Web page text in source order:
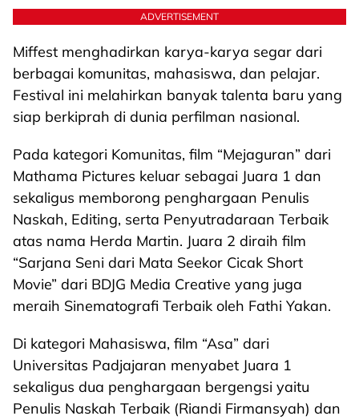
ADVERTISEMENT
Miffest menghadirkan karya-karya segar dari
berbagai komunitas, mahasiswa, dan pelajar.
Festival ini melahirkan banyak talenta baru yang
siap berkiprah di dunia perfilman nasional.
Pada kategori Komunitas, film “Mejaguran” dari
Mathama Pictures keluar sebagai Juara 1 dan
sekaligus memborong penghargaan Penulis
Naskah, Editing, serta Penyutradaraan Terbaik
atas nama Herda Martin. Juara 2 diraih film
“Sarjana Seni dari Mata Seekor Cicak Short
Movie” dari BDJG Media Creative yang juga
meraih Sinematografi Terbaik oleh Fathi Yakan.
Di kategori Mahasiswa, film “Asa” dari
Universitas Padjajaran menyabet Juara 1
sekaligus dua penghargaan bergengsi yaitu
Penulis Naskah Terbaik (Riandi Firmansyah) dan